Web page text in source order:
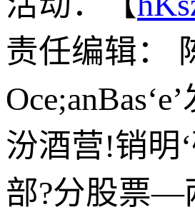
责任编辑：
汾酒营!销明
部?分股票—